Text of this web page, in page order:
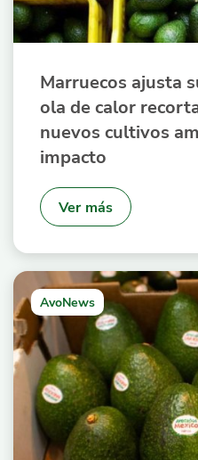
Marruecos ajusta
ola de calor
nuevos cultivos
impacto
Ver más
AvoNews